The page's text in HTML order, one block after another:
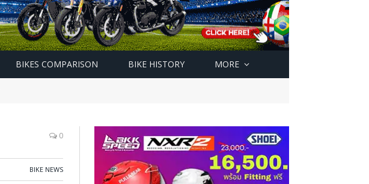
BIKES COMPARISON BIKE HISTORY MORE
0
BIKE NEWS